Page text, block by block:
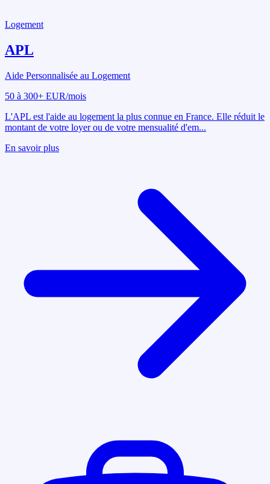
Logement
APL
Aide Personnalisée au Logement
50 à 300+ EUR/mois
L'APL est l'aide au logement la plus connue en France. Elle réduit le
montant de votre loyer ou de votre mensualité d'em...
En savoir plus